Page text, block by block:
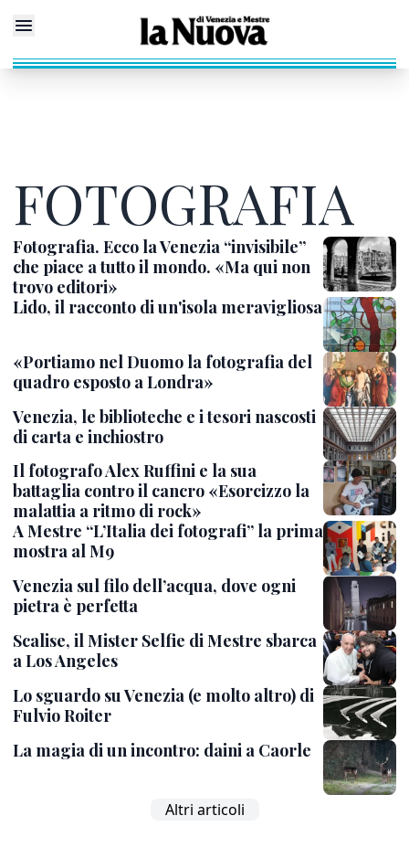
FOTOGRAFIA
Fotografia. Ecco la Venezia “invisibile”
che piace a tutto il mondo. «Ma qui non
trovo editori»
Lido, il racconto di un'isola meravigliosa
«Portiamo nel Duomo la fotografia del
quadro esposto a Londra»
Venezia, le biblioteche e i tesori nascosti
di carta e inchiostro
Il fotografo Alex Ruffini e la sua
battaglia contro il cancro «Esorcizzo la
malattia a ritmo di rock»
A Mestre “L’Italia dei fotografi” la prima
mostra al M9
Venezia sul filo dell’acqua, dove ogni
pietra è perfetta
Scalise, il Mister Selfie di Mestre sbarca
a Los Angeles
Lo sguardo su Venezia (e molto altro) di
Fulvio Roiter
La magia di un incontro: daini a Caorle
Altri articoli